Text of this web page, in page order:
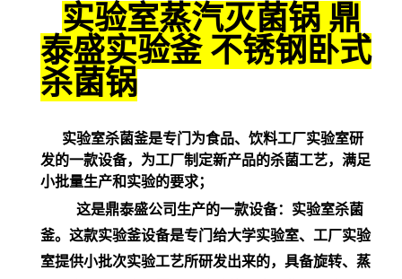
实验室蒸汽灭菌锅 鼎
泰盛实验釜 不锈钢卧式
杀菌锅
实验室杀菌釜是专门为食品、饮料工厂实验室研
发的一款设备，为工厂制定新产品的杀菌工艺，满足
小批量生产和实验的要求；
这是鼎泰盛公司生产的一款设备：实验室杀菌
釜。这款实验釜设备是专门给大学实验室、工厂实验
室提供小批次实验工艺所研发出来的，具备旋转、蒸